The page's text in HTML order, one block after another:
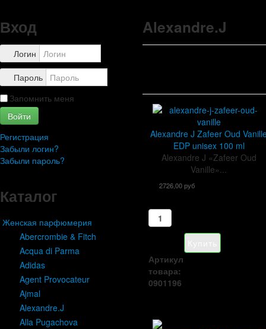
Каталог
Вход
Логин
Пароль
Запомнить меня
Войти
Регистрация
Забыли логин?
Забыли пароль?
Каталог
Женская парфюмерия
Abercrombie & Fitch
Acqua di Parma
Adidas
Agent Provocateur
Ajmal
Alexandre.J
Alla Pugachova
Alexandre.J
Alexandre J Zafeer Oud
EDP unisex 100 ml
Alexandre J «Zafeer Oud
Vanille»...
2726,00 руб
Артикул
товара:
0901196